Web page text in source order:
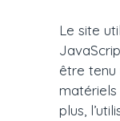
Le site
être tenu
matériels
plus,